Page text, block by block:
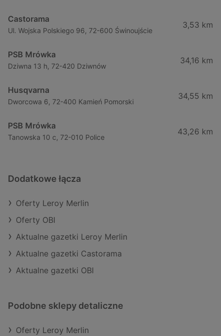
Castorama
Ul. Wojska Polskiego 96, 72-600 Świnoujście
3,53 km
PSB Mrówka
Dziwna 13 h, 72-420 Dziwnów
34,16 km
Husqvarna
Dworcowa 6, 72-400 Kamień Pomorski
34,55 km
PSB Mrówka
Tanowska 10 c, 72-010 Police
43,26 km
Dodatkowe łącza
Oferty Leroy Merlin
Oferty OBI
Aktualne gazetki Leroy Merlin
Aktualne gazetki Castorama
Aktualne gazetki OBI
Podobne sklepy detaliczne
Oferty Leroy Merlin